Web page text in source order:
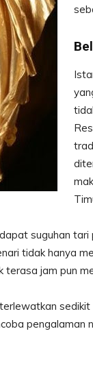
suguhan
tidak hanya
jam pun
pengalaman